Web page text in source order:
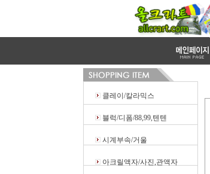
클레이/칼라믹스
블럭/디폼/88,99,텐텐
시계부속/거울
아크릴액자/사진,관액자